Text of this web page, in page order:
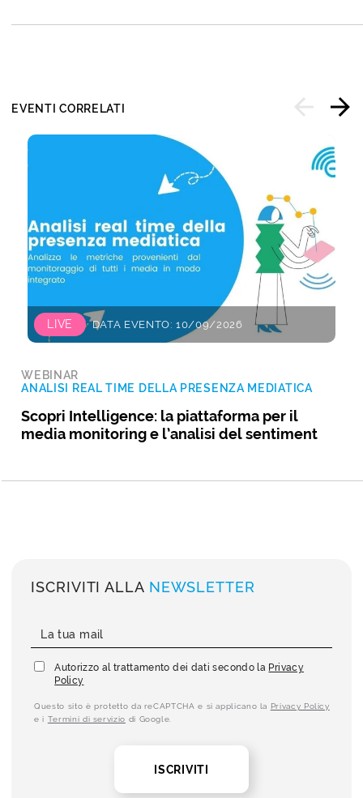
EVENTI CORRELATI
LIVE DATA EVENTO: 10/09/2026
WEBINAR
ANALISI REAL TIME DELLA PRESENZA MEDIATICA
Scopri Intelligence: la piattaforma per il
media monitoring e l’analisi del sentiment
ISCRIVITI ALLA NEWSLETTER
Autorizzo al trattamento dei dati secondo la Privacy
Policy
Questo sito è protetto da reCAPTCHA e si applicano la Privacy Policy
e i Termini di servizio di Google.
ISCRIVITI